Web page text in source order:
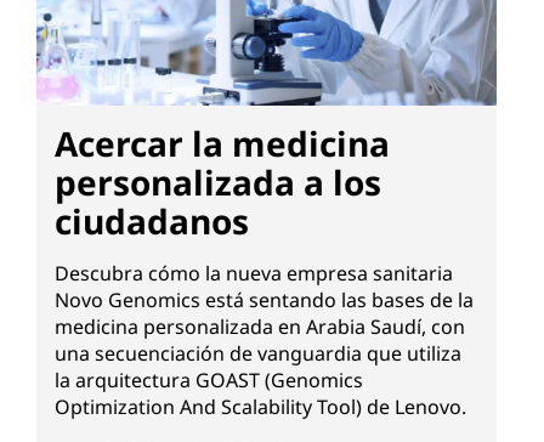
Acercar la medicina
personalizada a los
ciudadanos
Descubra cómo la nueva empresa sanitaria
Novo Genomics está sentando las bases de la
medicina personalizada en Arabia Saudí, con
una secuenciación de vanguardia que utiliza
la arquitectura GOAST (Genomics
Optimization And Scalability Tool) de Lenovo.